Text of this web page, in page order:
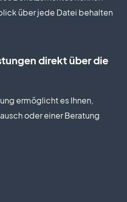
über jede Datei behalten
direkt über die
ermöglicht es Ihnen,
oder einer Beratung